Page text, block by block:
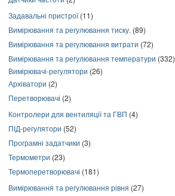
Задавальні пристрої(11)
Вимірювання та регулювання тиску. (89)
Вимірювання та регулювання витрати (72)
Вимірювання та регулювання температури (332)
Вимірювачі-регулятори (26)
Архіватори (2)
Перетворювачі (2)
Контролери для вентиляції та ГВП (4)
ПІД-регулятори (52)
Програмні задатчики (3)
Термометри (23)
Термоперетворювачі (181)
Вимірювання та регулювання рівня (27)